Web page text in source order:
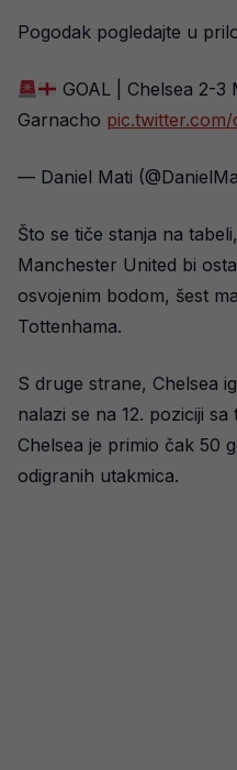
Pogodak pogledajte u
GOAL | Chelsea 2-3
Garnacho pic.twitter.com/
— Daniel Mati
Što se tiče stanja na
Manchester United bi
osvojenim bodom, šest
Tottenhama.
S druge strane, Chelsea
nalazi se na 12. poziciji
Chelsea je primio čak 50
odigranih utakmica.